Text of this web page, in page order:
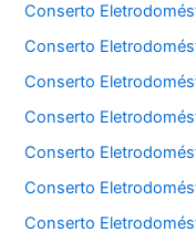
Conserto
Conserto
Conserto
Conserto
Conserto
Conserto
Conserto